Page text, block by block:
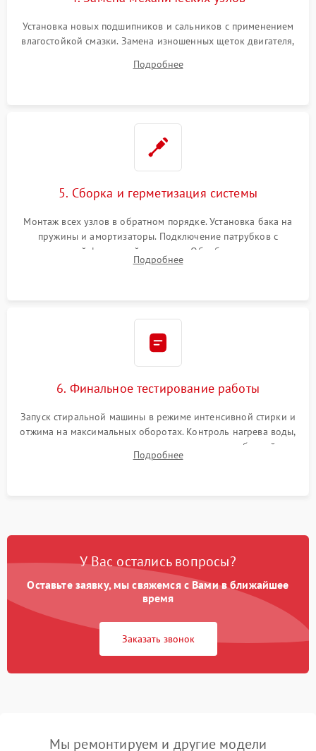
Установка новых подшипников и сальников с применением
влагостойкой смазки. Замена изношенных щеток двигателя,
или поврежденной резиновой манжеты.
Подробнее
5. Сборка и герметизация системы
Монтаж всех узлов в обратном порядке. Установка бака на
пружины и амортизаторы. Подключение патрубков с
надежной фиксацией хомутами. Обработка стыков
герметиком для предотвращения возможных протечек воды.
Подробнее
6. Финальное тестирование работы
Запуск стиральной машины в режиме интенсивной стирки и
отжима на максимальных оборотах. Контроль нагрева воды,
корректности слива, отсутствия излишних вибраций,
посторонних стуков и протечек под корпусом.
Подробнее
У Вас остались вопросы?
Оставьте заявку, мы свяжемся с Вами в ближайшее
время
Заказать звонок
Мы ремонтируем и другие модели